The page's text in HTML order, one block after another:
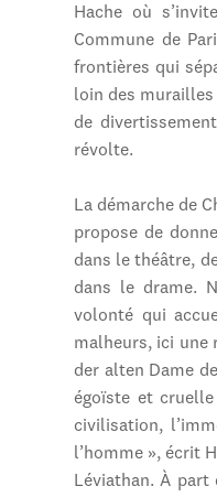
Hache où
Commune de
frontières qui
loin des murailles
de
révolte.
La démarche de
propose de
dans le théâtre,
dans le drame.
volonté qui
malheurs, ici une
der alten Dame
égoïste et
civilisation,
l’homme », écrit
Léviathan. À